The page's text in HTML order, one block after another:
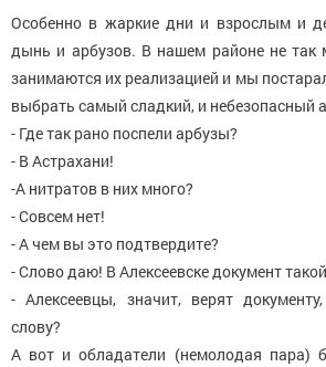
Особенно в жаркие дни и взрослым и
дынь и арбузов. В нашем районе не так
занимаются их реализацией и мы
выбрать самый сладкий, и небезопасный
- Где так рано поспели арбузы?
- В Астрахани!
-А нитратов в них много?
- Совсем нет!
- А чем вы это подтвердите?
- Слово даю! В Алексеевске документ
- Алексеевцы, значит, верят
слову?
А вот и обладатели (немолодая пара)